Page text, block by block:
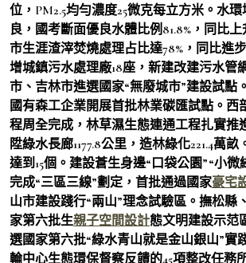
位，PM2.5均勻濃度25微克每立方米。水
良，國考斷面優良水體比例81.8%，同比
市生涯渣滓焚燒處理占比達78%，同比進
增城鎮污水處理廠18座，新建改建污水管
市、吉林市進選國家“無廢城市”建設試點
國有森工企業開展首批林業碳匯試點。西
程周全完成，林草濕生態連通工程扎實推
陞綠水長廊1177.8公里，造林綠化221.4萬
達到15個。建設蒼生身邊“口袋公園”“小微
完成“三區三線”劃定，首批通過國家豪宅
山市建設踐行“兩山”理念試驗區。撫松縣
家第六批生親子空間設計態文明建設示范
選國家第六批“綠水青山就是金山銀山”實
輪中心生態環保督察反饋的45項整改任務